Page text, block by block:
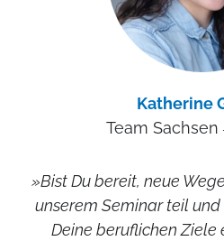
Katherine
Team Sachsen
»Bist Du bereit, neue
unserem Seminar teil
Deine beruflichen Ziele